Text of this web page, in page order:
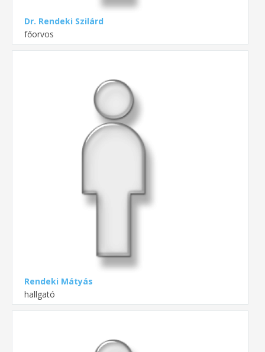
Dr. Rendeki Szilárd
főorvos
Rendeki Mátyás
hallgató